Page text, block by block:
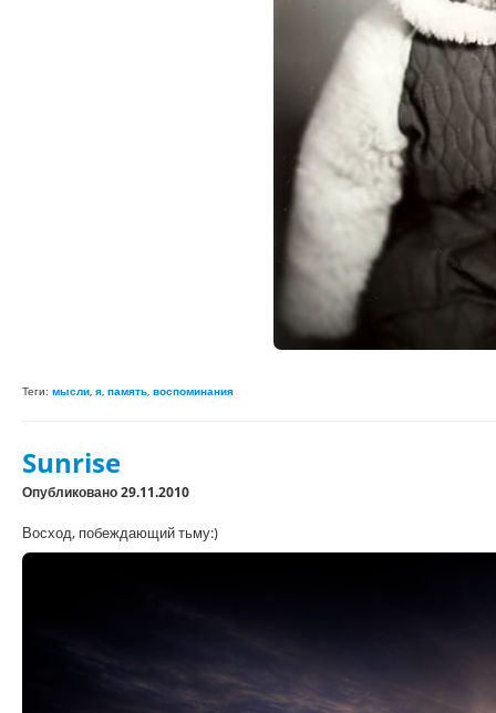
Теги: мысли, я, память, воспоминания
Sunrise
Опубликовано 29.11.2010
Восход, побеждающий тьму:)